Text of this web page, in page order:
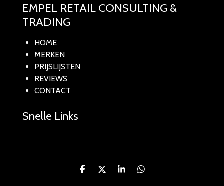
EMPEL RETAIL CONSULTING &
TRADING
HOME
MERKEN
PRIJSLIJSTEN
REVIEWS
CONTACT
Snelle Links
D
D
S
D